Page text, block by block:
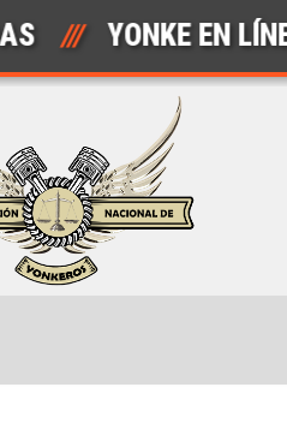
YONKE EN LÍNEA ///